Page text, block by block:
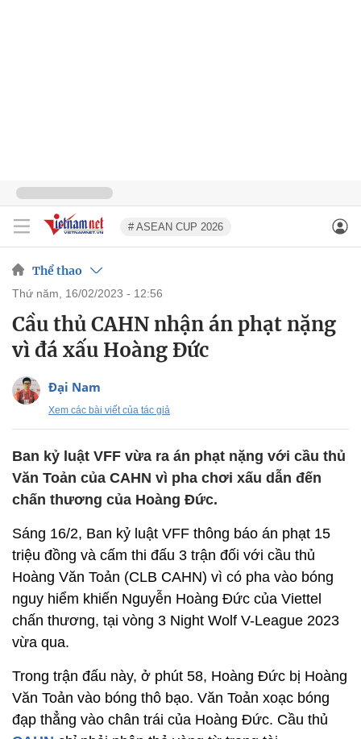
# ASEAN CUP 2026
Thể thao
thứ năm, 16/02/2023 - 12:56
Cầu thủ CAHN nhận án phạt nặng
vì đá xấu Hoàng Đức
Đại Nam
Xem các bài viết của tác giả
Ban kỷ luật VFF vừa ra án phạt nặng với cầu thủ
Văn Toản của CAHN vì pha chơi xấu dẫn đến
chấn thương của Hoàng Đức.
Sáng 16/2, Ban kỷ luật VFF thông báo án phạt 15
triệu đồng và cấm thi đấu 3 trận đối với cầu thủ
Hoàng Văn Toản (CLB CAHN) vì có pha vào bóng
nguy hiểm khiến Nguyễn Hoàng Đức của Viettel
chấn thương, tại vòng 3 Night Wolf V-League 2023
vừa qua.
Trong trận đấu này, ở phút 58, Hoàng Đức bị Hoàng
Văn Toản vào bóng thô bạo. Văn Toản xoạc bóng
đạp thẳng vào chân trái của Hoàng Đức. Cầu thủ